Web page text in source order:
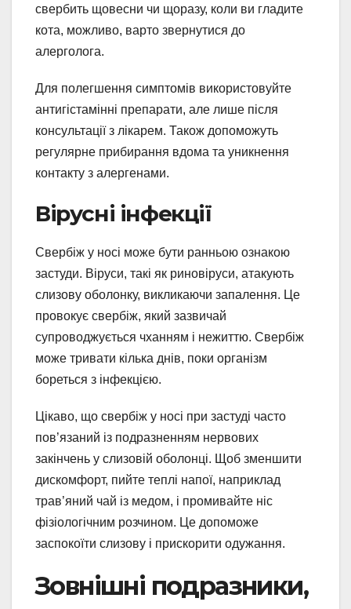
свербить щовесни чи щоразу, коли ви гладите
кота, можливо, варто звернутися до
алерголога.
Для полегшення симптомів використовуйте
антигістамінні препарати, але лише після
консультації з лікарем. Також допоможуть
регулярне прибирання вдома та уникнення
контакту з алергенами.
Вірусні інфекції
Свербіж у носі може бути ранньою ознакою
застуди. Віруси, такі як риновіруси, атакують
слизову оболонку, викликаючи запалення. Це
провокує свербіж, який зазвичай
супроводжується чханням і нежиттю. Свербіж
може тривати кілька днів, поки організм
бореться з інфекцією.
Цікаво, що свербіж у носі при застуді часто
пов’язаний із подразненням нервових
закінчень у слизовій оболонці. Щоб зменшити
дискомфорт, пийте теплі напої, наприклад
трав’яний чай із медом, і промивайте ніс
фізіологічним розчином. Це допоможе
заспокоїти слизову і прискорити одужання.
Зовнішні подразники,